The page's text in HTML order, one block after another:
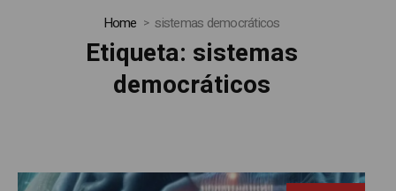
Home sistemas democráticos
Etiqueta: sistemas
democráticos